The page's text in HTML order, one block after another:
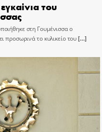
του
στη Γουμένισσα ο
προσωρινά το κυλικείο του[…]